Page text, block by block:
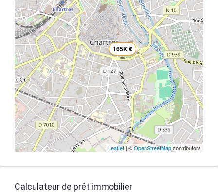
165K €
Leaflet| ©OpenStreetMapcontributors
Calculateur de prêt immobilier